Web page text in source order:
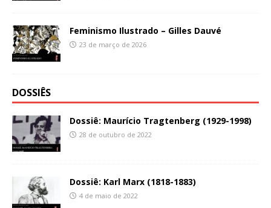
Feminismo Ilustrado – Gilles Dauvé
23 de março de 2026
DOSSIÊS
Dossiê: Maurício Tragtenberg (1929-1998)
28 de outubro de 2022
Dossiê: Karl Marx (1818-1883)
4 de maio de 2022